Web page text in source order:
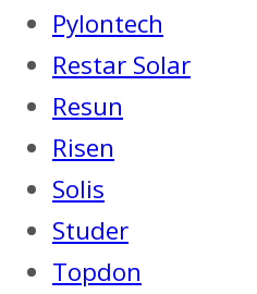
Pylontech
Restar Solar
Resun
Risen
Solis
Studer
Topdon